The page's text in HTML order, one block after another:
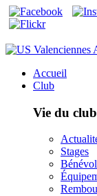
Accueil
Club
Vie du club
Stages